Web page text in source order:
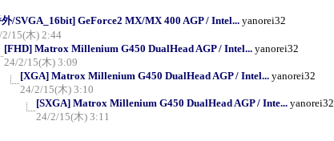
/SVGA_16bit] GeForce2 MX/MX 400 AGP / Intel... yanorei32
2/15(木) 2:44
[FHD] Matrox Millenium G450 DualHead AGP / Intel... yanorei32
24/2/15(木) 3:09
[XGA] Matrox Millenium G450 DualHead AGP / Intel... yanorei32
24/2/15(木) 3:10
[SXGA] Matrox Millenium G450 DualHead AGP / Inte... yanorei32
24/2/15(木) 3:11